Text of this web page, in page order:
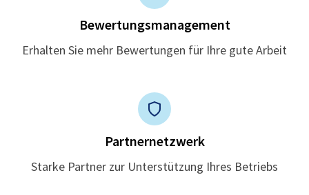
Bewertungsmanagement
Erhalten Sie mehr Bewertungen für Ihre gute Arbeit
Partnernetzwerk
Starke Partner zur Unterstützung Ihres Betriebs